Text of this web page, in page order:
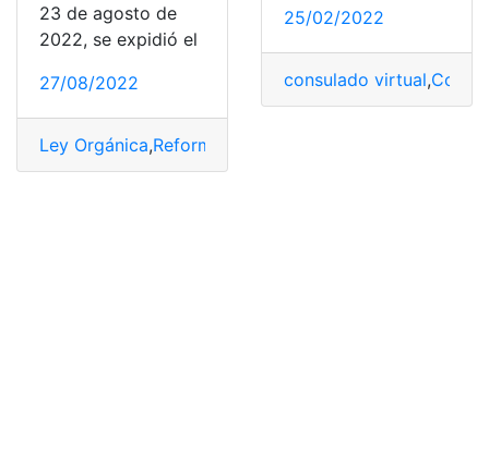
23 de agosto de
2022, se expidió el
27/08/2022
Ley Orgánica,Reformas
25/02/2022
consulado virtual,